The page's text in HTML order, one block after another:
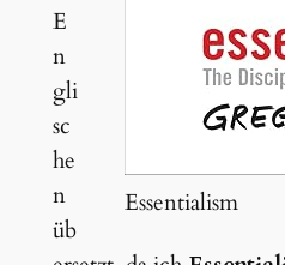
Essentialism
E
n
gli
sc
he
n
üb